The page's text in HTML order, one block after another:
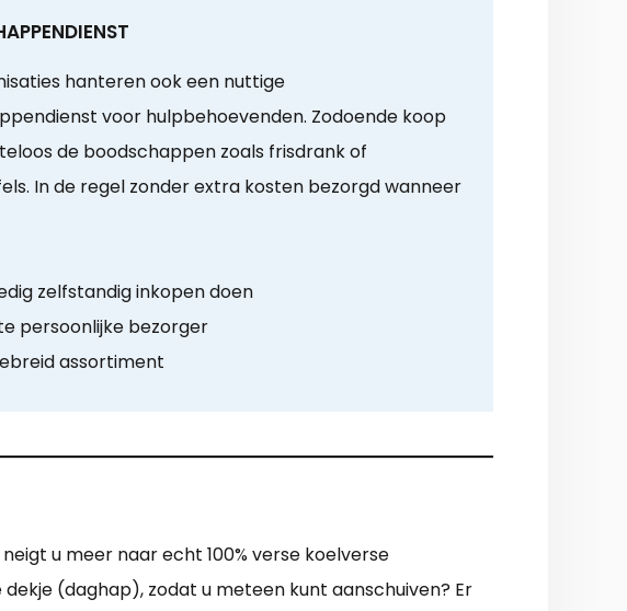
hanteren ook een nuttige
voor hulpbehoevenden. Zodoende koop
de boodschappen zoals frisdrank of
In de regel zonder extra kosten bezorgd wanneer
zelfstandig inkopen doen
persoonlijke bezorger
assortiment
u meer naar echt 100% verse koelverse
(daghap), zodat u meteen kunt aanschuiven? Er